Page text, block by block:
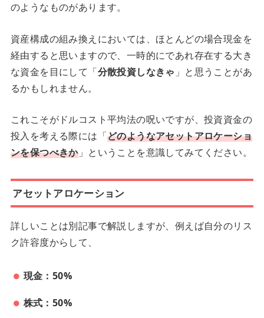
のようなものがあります。
資産構成の組み換えにおいては、ほとんどの場合現金を
経由すると思いますので、一時的にであれ存在する大き
な資金を目にして「分散投資しなきゃ 」と思うことがあ
るかもしれません。
これこそがドルコスト平均法の呪いですが、投資資金の
投入を考える際には「どのようなアセットアロケーショ
ンを保つべきか」ということを意識してみてください。
アセットアロケーション
詳しいことは別記事で解説しますが、例えば自分のリス
ク許容度からして、
現金：50%
株式：50%